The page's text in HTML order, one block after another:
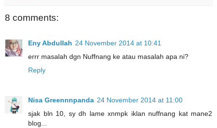
8 comments:
Eny Abdullah 24 November 2014 at 10:41
errr masalah dgn Nuffnang ke atau masalah apa ni?
Reply
Nisa Greennnpanda 24 November 2014 at 11:00
sjak bln 10, sy dh lame xnmpk iklan nuffnang kat mane2
blog...